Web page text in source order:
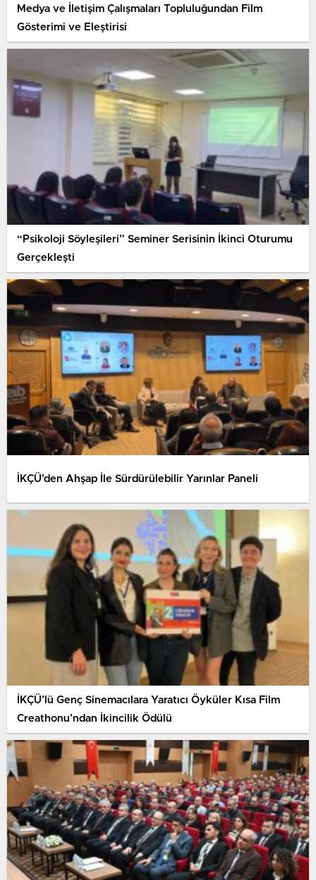
Medya ve İletişim Çalışmaları Topluluğundan Film
Gösterimi ve Eleştirisi
“Psikoloji Söyleşileri” Seminer Serisinin İkinci Oturumu
Gerçekleşti
İKÇÜ’den Ahşap İle Sürdürülebilir Yarınlar Paneli
İKÇÜ’lü Genç Sinemacılara Yaratıcı Öyküler Kısa Film
Creathonu’ndan İkincilik Ödülü